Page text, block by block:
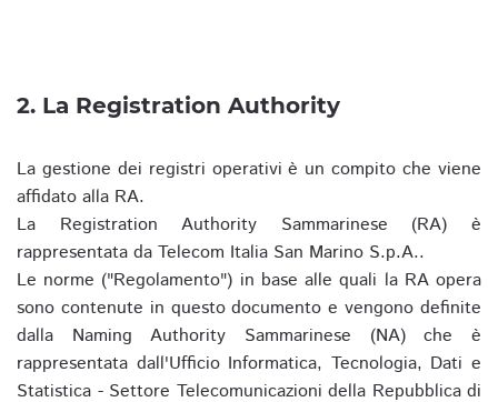
2. La Registration Authority
La gestione dei registri operativi è un compito che viene
affidato alla RA.
La Registration Authority Sammarinese (RA) è
rappresentata da Telecom Italia San Marino S.p.A..
Le norme ("Regolamento") in base alle quali la RA opera
sono contenute in questo documento e vengono definite
dalla Naming Authority Sammarinese (NA) che è
rappresentata dall'Ufficio Informatica, Tecnologia, Dati e
Statistica - Settore Telecomunicazioni della Repubblica di